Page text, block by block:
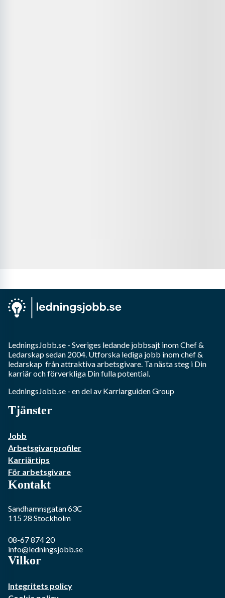
LedningsJobb.se - Sveriges ledande jobbsajt inomChef &
Ledarskapsedan 2004. Utforska lediga jobb inomchef &
ledarskap från attraktiva arbetsgivare. Ta nästa steg i Din
karriär och förverkliga Din fulla potential.
LedningsJobb.se - en del av Karriarguiden Group
Tjänster
Jobb
Arbetsgivarprofiler
Karriärtips
För arbetsgivare
Kontakt
Sandhamnsgatan 63C
115 28 Stockholm
08-67 874 20
info@ledningsjobb.se
Vilkor
Integritets policy